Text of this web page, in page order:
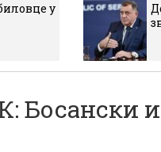
у